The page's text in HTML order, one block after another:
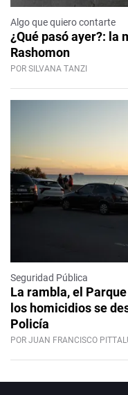
Algo que quiero contarte
¿Qué pasó ayer?: la
Rashomon
POR SILVANA TANZI
Seguridad Pública
La rambla, el
los homicidios se
Policía
POR JUAN FRANCISCO